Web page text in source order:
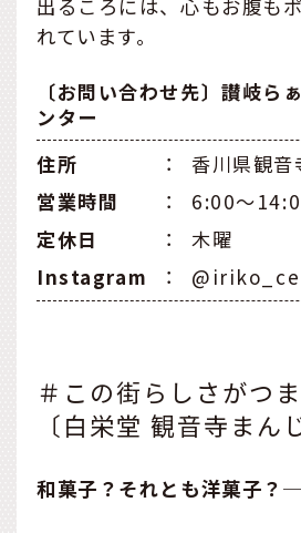
出るころには、心もお腹も
れています。
〔お問い合わせ先〕讃岐ら
ンター
住所
：
香川県観
営業時間
：
6:00〜
定休日
：
木曜
Instagram
：
＃この街らしさがつ
〔白栄堂 観音寺まん
和菓子？それとも洋菓子